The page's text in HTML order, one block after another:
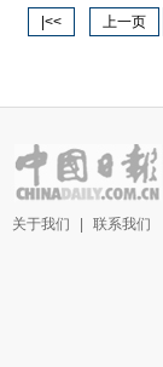
|<< 上一页
关于我们 联系我们